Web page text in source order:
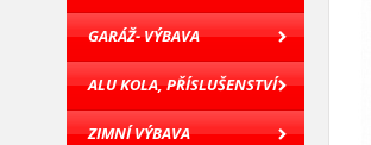
GARÁŽ- VÝBAVA
ALU KOLA, PŘÍSLUŠENSTVÍ
ZIMNÍ VÝBAVA